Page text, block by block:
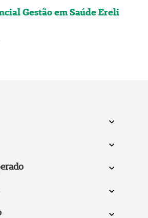
Gestão em Saúde Ereli